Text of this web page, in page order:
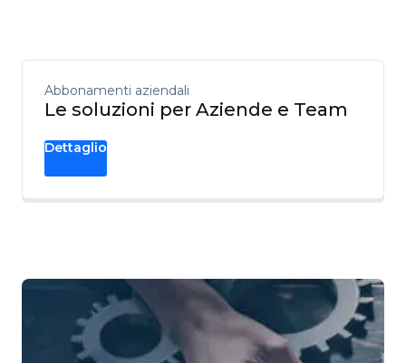
Abbonamenti aziendali
Le soluzioni per Aziende e Team
Dettaglio